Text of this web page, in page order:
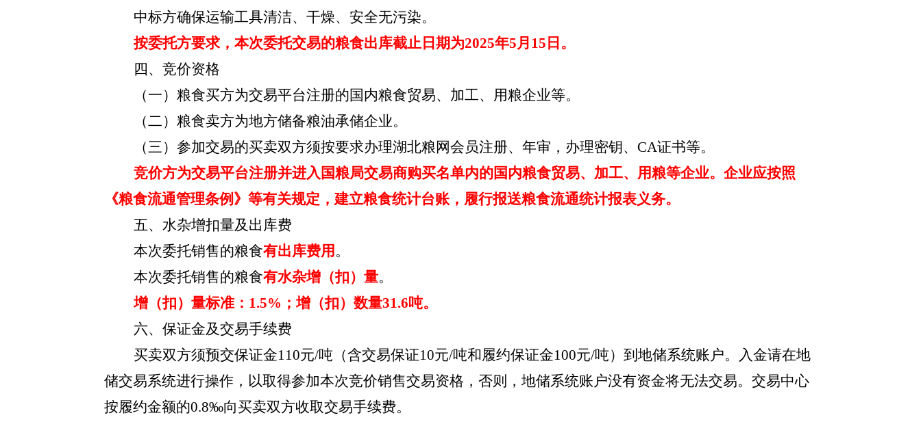
中标方确保运输工具清洁、干燥、安全无污染。
按委托方要求， 本次委托交易的粮食出库截止日期为2025年5月15日。
四、竞价资格
（一）粮食买方为交易平台注册的国内粮食贸易、加工、用粮企业等。
（二）粮食卖方为地方储备粮油承储企业。
（三）参加交易的买卖双方须按要求办理湖北粮网会员注册、年审，办理密钥、 CA证书等。
竞价方为交易平台注册并进入国粮局交易商购买名单内的国内粮食贸易、加工、用粮等企业。企业应按照
《粮食流通管理条例》等有关规定，建立粮食统计台账，履行报送粮食流通统计报表义务。
五、水杂增扣量及出库费
本次委托销售的粮食有出库费用 。
本次委托销售的粮食有水杂增（扣）量。
增（扣）量标准： 1.5%；增（扣）数量31.6吨。
六、保证金及交易手续费
买卖双方须预交保证金110元/吨（含交易保证10元/吨和履约保证金100元/吨）到地储系统账户。入金请在地
储交易系统进行操作，以取得参加本次竞价销售交易资格，否则，地储系统账户没有资金将无法交易。交易中心
按履约金额的0.8‰向买卖双方收取交易手续费。